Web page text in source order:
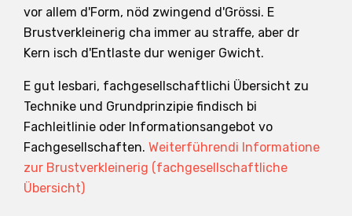
vor allem d'Form, nöd zwingend d'Grössi. E
Brustverkleinerig cha immer au straffe, aber dr
Kern isch d'Entlaste dur weniger Gwicht.
E gut lesbari, fachgesellschaftlichi Übersicht zu
Technike und Grundprinzipie findisch bi
Fachleitlinie oder Informationsangebot vo
Fachgesellschaften. Weiterführendi Informatione
zur Brustverkleinerig (fachgesellschaftliche
Übersicht)